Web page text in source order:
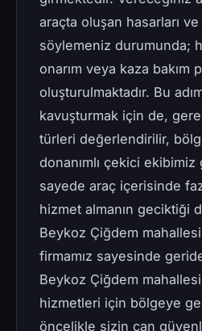
araçta oluşan hasarları ve
söylemeniz durumunda;
onarım veya kaza bakım
oluşturulmaktadır. Bu
kavuşturmak için de,
türleri değerlendirilir,
donanımlı çekici
sayede araç içerisinde
hizmet almanın geciktiği
Beykoz Çiğdem
firmamız sayesinde
Beykoz Çiğdem
hizmetleri için bölgeye
öncelikle sizin can